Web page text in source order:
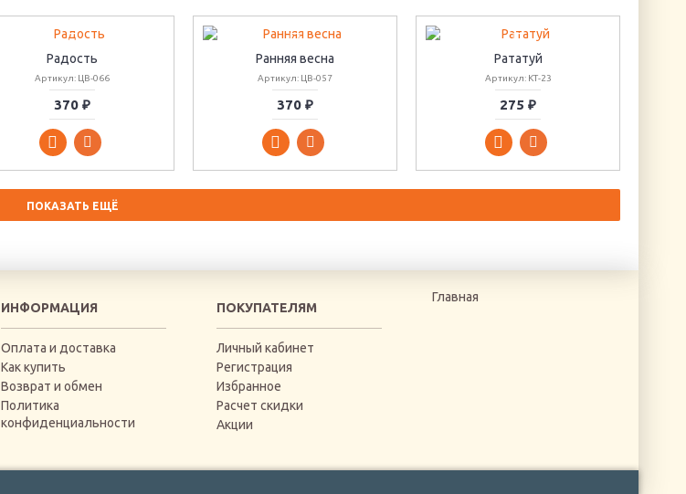
Радость
Артикул: ЦВ-066
370 ₽
Ранняя весна
Артикул: ЦВ-057
370 ₽
Рататуй
Артикул: КТ-23
275 ₽
ПОКАЗАТЬ ЕЩЁ
ИНФОРМАЦИЯ
Оплата и доставка
Как купить
Возврат и обмен
Политика
конфиденциальности
ПОКУПАТЕЛЯМ
Личный кабинет
Регистрация
Избранное
Расчет скидки
Акции
Главная